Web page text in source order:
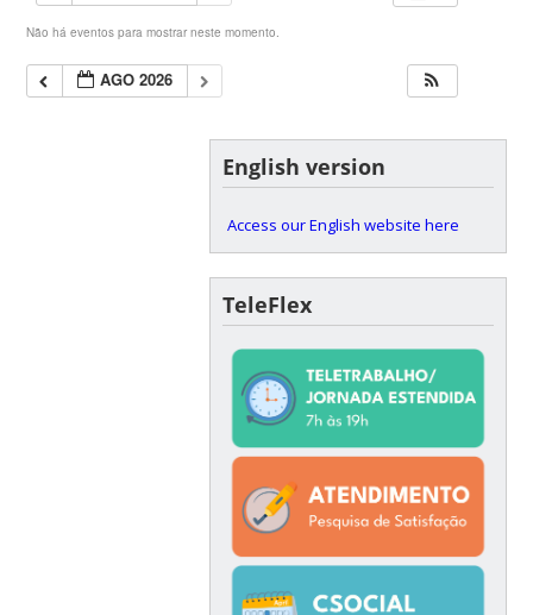
Não há eventos para mostrar neste momento.
AGO 2026
English version
Access our English website here
TeleFlex